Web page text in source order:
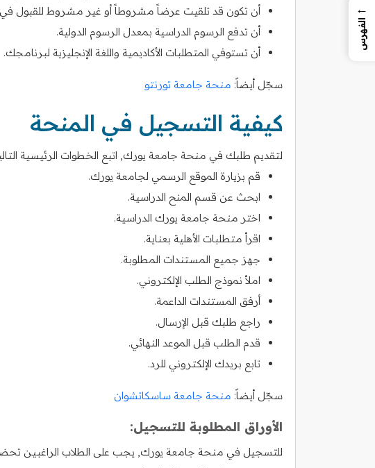
أن تكون قد تلقيت عرضاً مشروطاً أو غير مشروط للقبول في
أن تدفع الرسوم الدراسية بمعدل الرسوم الدولية.
أن تستوفي المتطلبات الأكاديمية واللغة الإنجليزية لبرنامجك.
سجّل أيضاً: منحة جامعة تورنتو
كيفية التسجيل في المنحة
لتقديم طلبك في منحة جامعة يورك, اتبع الخطوات الرئيسية
قم بزيارة الموقع الرسمي لجامعة يورك.
ابحث عن قسم المنح الدراسية.
اختر منحة جامعة يورك الدراسية.
اقرأ متطلبات الأهلية بعناية.
جهز جميع المستندات المطلوبة.
املأ نموذج الطلب الإلكتروني.
أرفق المستندات الداعمة.
راجع طلبك قبل الإرسال.
قدم الطلب قبل الموعد النهائي.
تابع بريدك الإلكتروني للرد.
سجّل أيضاً: منحة جامعة ساسكاتشوان
الأوراق المطلوبة للتسجيل:
للتسجيل في منحة جامعة يورك, يجب على الطلاب الراغبين تحضير
←
الفهرس